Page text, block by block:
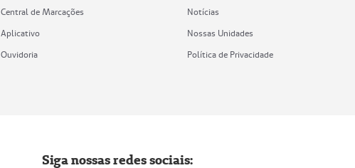
Central de Marcações
Aplicativo
Ouvidoria
Notícias
Nossas Unidades
Política de Privacidade
Siga nossas redes sociais: